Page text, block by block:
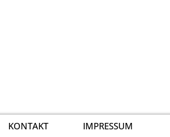
KONTAKT IMPRESSUM